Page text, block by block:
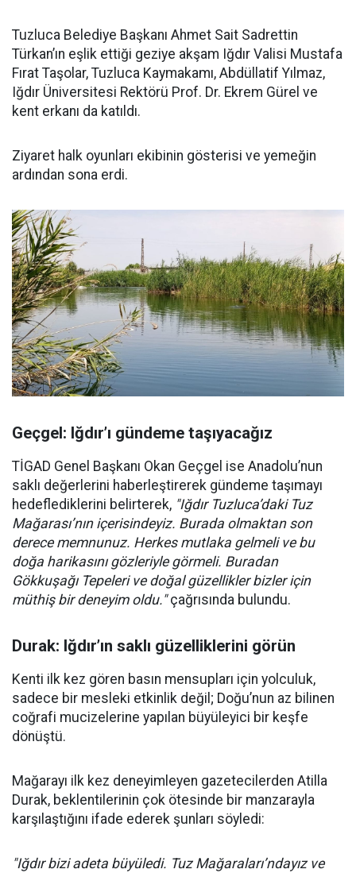
Tuzluca Belediye Başkanı Ahmet Sait Sadrettin
Türkan’ın eşlik ettiği geziye akşam Iğdır Valisi Mustafa
Fırat Taşolar, Tuzluca Kaymakamı, Abdüllatif Yılmaz,
Iğdır Üniversitesi Rektörü Prof. Dr. Ekrem Gürel ve
kent erkanı da katıldı.
Ziyaret halk oyunları ekibinin gösterisi ve yemeğin
ardından sona erdi.
Geçgel: Iğdır’ı gündeme taşıyacağız
TİGAD Genel Başkanı Okan Geçgel ise Anadolu’nun
saklı değerlerini haberleştirerek gündeme taşımayı
hedeflediklerini belirterek, "Iğdır Tuzluca’daki Tuz
Mağarası’nın içerisindeyiz. Burada olmaktan son
derece memnunuz. Herkes mutlaka gelmeli ve bu
doğa harikasını gözleriyle görmeli. Buradan
Gökkuşağı Tepeleri ve doğal güzellikler bizler için
müthiş bir deneyim oldu."çağrısında bulundu.
Durak: Iğdır’ın saklı güzelliklerini görün
Kenti ilk kez gören basın mensupları için yolculuk,
sadece bir mesleki etkinlik değil; Doğu’nun az bilinen
coğrafi mucizelerine yapılan büyüleyici bir keşfe
dönüştü.
Mağarayı ilk kez deneyimleyen gazetecilerden Atilla
Durak, beklentilerinin çok ötesinde bir manzarayla
karşılaştığını ifade ederek şunları söyledi:
"Iğdır bizi adeta büyüledi. Tuz Mağaraları’ndayız ve